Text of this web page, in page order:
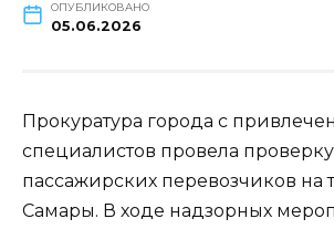
ОПУБЛИКОВАНО
05.06.2026
Прокуратура города с
специалистов провела
пассажирских перевозчиков на
Самары. В ходе надзорных